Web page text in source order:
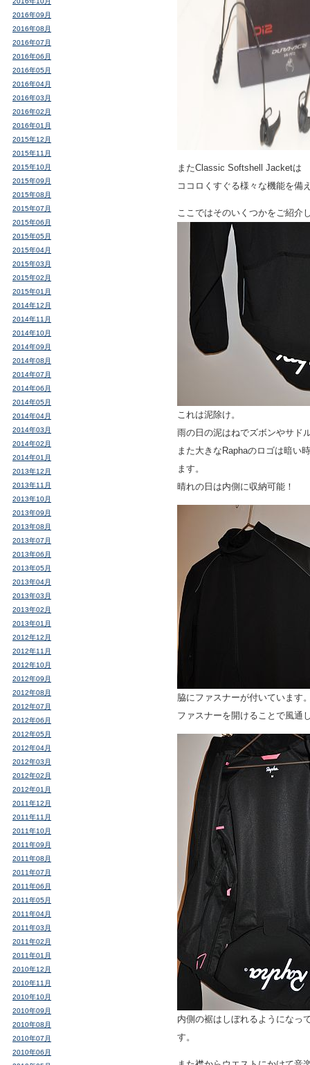
またClassic Softshell Jacketは
ココロくすぐる様々な機能を備
ここではそのいくつかをご紹介
これは泥除け。
雨の日の泥はねでズボンやサド
また大きなRaphaのロゴは暗い
ます。
晴れの日は内側に収納可能！
脇にファスナーが付いています
ファスナーを開けることで風通
内側の裾はしぼれるようになっ
す。
2016年09月
2016年08月
2016年07月
2016年06月
2016年05月
2016年04月
2016年03月
2016年02月
2016年01月
2015年12月
2015年11月
2015年10月
2015年09月
2015年08月
2015年07月
2015年06月
2015年05月
2015年04月
2015年03月
2015年02月
2015年01月
2014年12月
2014年11月
2014年10月
2014年09月
2014年08月
2014年07月
2014年06月
2014年05月
2014年04月
2014年03月
2014年02月
2014年01月
2013年12月
2013年11月
2013年10月
2013年09月
2013年08月
2013年07月
2013年06月
2013年05月
2013年04月
2013年03月
2013年02月
2013年01月
2012年12月
2012年11月
2012年10月
2012年09月
2012年08月
2012年07月
2012年06月
2012年05月
2012年04月
2012年03月
2012年02月
2012年01月
2011年12月
2011年11月
2011年10月
2011年09月
2011年08月
2011年07月
2011年06月
2011年05月
2011年04月
2011年03月
2011年02月
2011年01月
2010年12月
2010年11月
2010年10月
2010年09月
2010年08月
2010年07月
2010年06月